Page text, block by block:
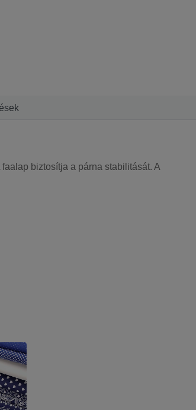
biztosítja a párna stabilitását. A